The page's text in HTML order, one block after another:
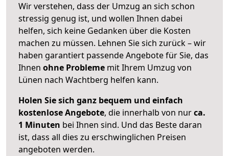
Wir verstehen, dass der Umzug an sich schon
stressig genug ist, und wollen Ihnen dabei
helfen, sich keine Gedanken über die Kosten
machen zu müssen. Lehnen Sie sich zurück – wir
haben garantiert passende Angebote für Sie, das
Ihnen ohne Probleme mit Ihrem Umzug von
Lünen nach Wachtberg helfen kann.
Holen Sie sich ganz bequem und einfach
kostenlose Angebote, die innerhalb von nurca.
1 Minuten bei Ihnen sind. Und das Beste daran
ist, dass all dies zu erschwinglichen Preisen
angeboten werden.